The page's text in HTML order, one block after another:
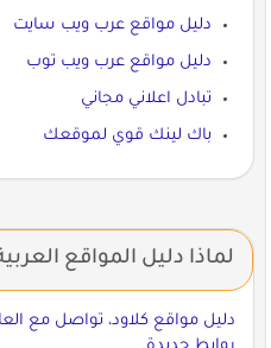
دليل مواقع عرب ويب سايت
دليل مواقع عرب ويب توب
تبادل اعلاني مجاني
باك لينك قوي لموقعك
لماذا دليل المواقع العربية
دليل مواقع كلاود، تواصل مع